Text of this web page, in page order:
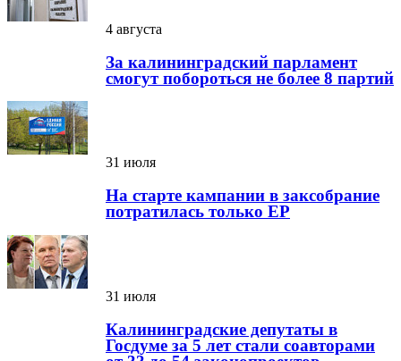
4 августа
За калининградский парламент
смогут побороться не более 8 партий
31 июля
На старте кампании в заксобрание
потратилась только ЕР
31 июля
Калининградские депутаты в
Госдуме за 5 лет стали соавторами